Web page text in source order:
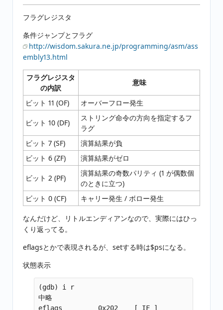
フラグレジスタ
条件ジャンプとフラグ
http://wisdom.sakura.ne.jp/programming/asm/ass
embly13.html
フラグレジスタ
の内訳
意味
ビット 11 (OF) オーバーフロー発生
ビット 10 (DF)
ストリング命令の方向を指定するフ
ラグ
ビット 7 (SF)
演算結果が負
ビット 6 (ZF)
演算結果がゼロ
ビット 2 (PF)
演算結果の奇数パリティ (1 が偶数個
のときに立つ)
ビット 0 (CF)
キャリー発生 / ボロー発生
なんだけど、リトルエンディアンなので、実際にはひっ
くり返ってる。
eflagsとかで表現されるが、setする時は$psになる。
状態表示
(gdb) i r
中略